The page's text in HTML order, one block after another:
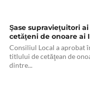
Şase supravieţuitori
cetăţeni de onoare ai
Consiliul Local a aprobat
titlului de cetăţean de
dintre...